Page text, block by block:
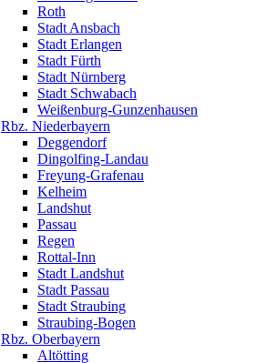
Roth
Stadt Ansbach
Stadt Erlangen
Stadt Fürth
Stadt Nürnberg
Stadt Schwabach
Weißenburg-Gunzenhausen
Rbz. Niederbayern
Deggendorf
Dingolfing-Landau
Freyung-Grafenau
Kelheim
Landshut
Passau
Regen
Rottal-Inn
Stadt Landshut
Stadt Passau
Stadt Straubing
Straubing-Bogen
Rbz. Oberbayern
Altötting